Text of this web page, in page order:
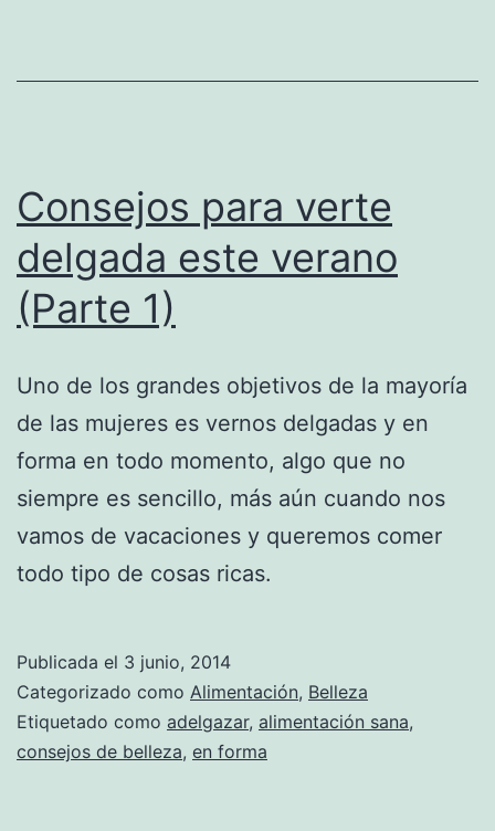
Consejos para verte
delgada este verano
(Parte 1)
Uno de los grandes objetivos de la mayoría
de las mujeres es vernos delgadas y en
forma en todo momento, algo que no
siempre es sencillo, más aún cuando nos
vamos de vacaciones y queremos comer
todo tipo de cosas ricas.
Publicada el 3 junio, 2014
Categorizado como Alimentación, Belleza
Etiquetado como adelgazar, alimentación sana,
consejos de belleza, en forma